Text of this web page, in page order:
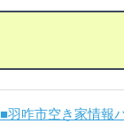
■羽咋市空き家情報